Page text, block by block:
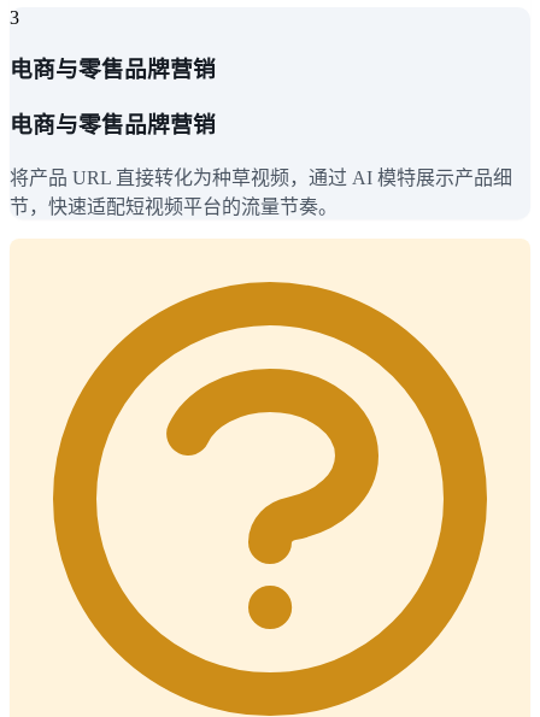
3
电商与零售品牌营销
电商与零售品牌营销
将产品 URL 直接转化为种草视频，通过 AI 模特展示产品细
节，快速适配短视频平台的流量节奏。